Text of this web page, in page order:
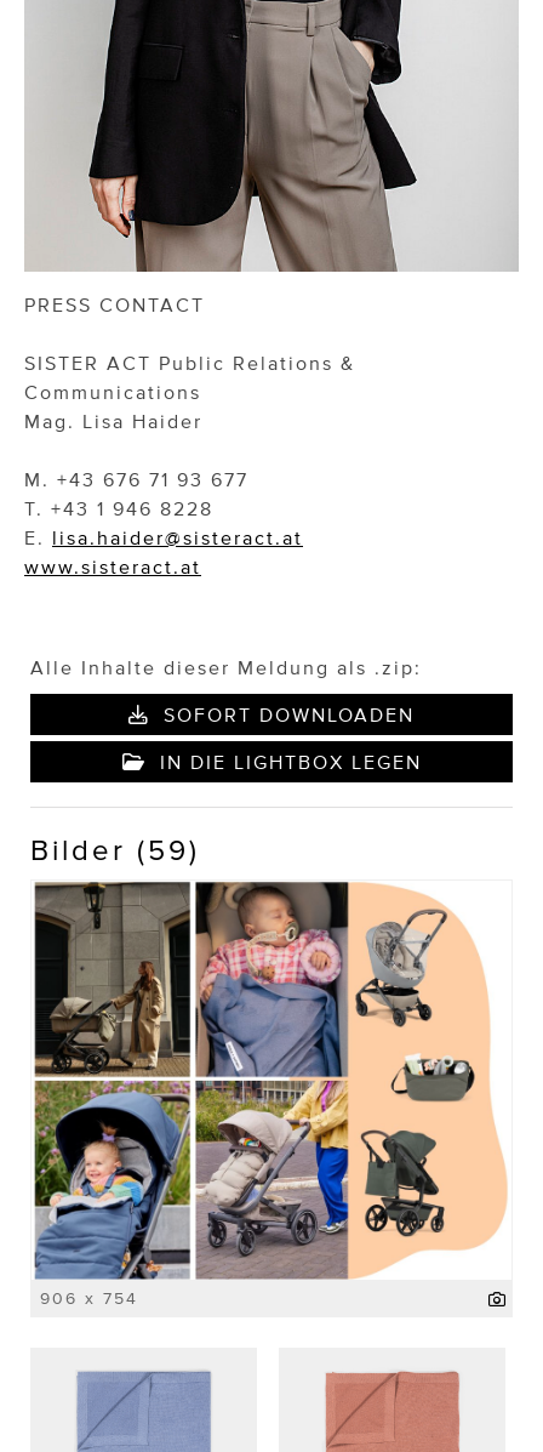
PRESS CONTACT
SISTER ACT Public Relations &
Communications
Mag. Lisa Haider
M. +43 676 71 93 677
T. +43 1 946 8228
E. lisa.haider@sisteract.at
www.sisteract.at
Alle Inhalte dieser Meldung als .zip:
SOFORT DOWNLOADEN
IN DIE LIGHTBOX LEGEN
Bilder (59)
906 x 754